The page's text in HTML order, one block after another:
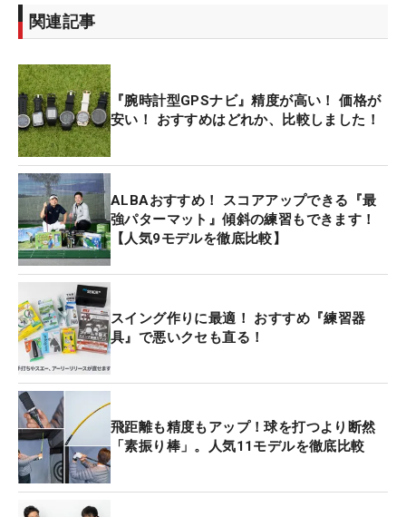
関連記事
『腕時計型GPSナビ』精度が高い！ 価格が
安い！ おすすめはどれか、比較しました！
ALBAおすすめ！ スコアアップできる『最
強パターマット』傾斜の練習もできます！
【人気9モデルを徹底比較】
スイング作りに最適！ おすすめ『練習器
具』で悪いクセも直る！
飛距離も精度もアップ！球を打つより断然
「素振り棒」。人気11モデルを徹底比較